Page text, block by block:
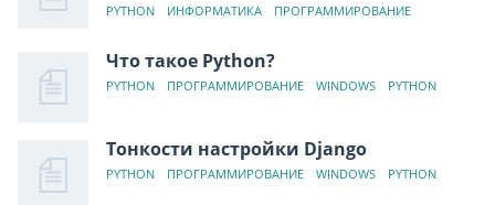
PYTHON ИНФОРМАТИКА ПРОГРАММИРОВАНИЕ
Что такое Python?
PYTHON ПРОГРАММИРОВАНИЕ WINDOWS PYTHON
Тонкости настройки Django
PYTHON ПРОГРАММИРОВАНИЕ WINDOWS PYTHON